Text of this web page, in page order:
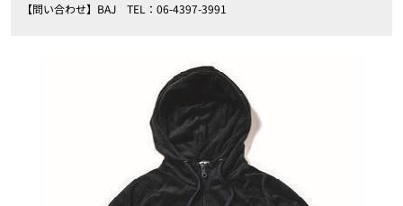
【問い合わせ】BAJ TEL：06‐4397-3991